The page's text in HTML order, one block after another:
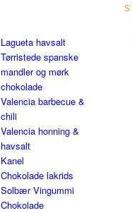
Lagueta havsalt
Tørristede spanske
mandler og mørk
chokolade
Valencia barbecue &
chili
Valencia honning &
havsalt
Kanel
Chokolade lakrids
Solbær Vingummi
Chokolade